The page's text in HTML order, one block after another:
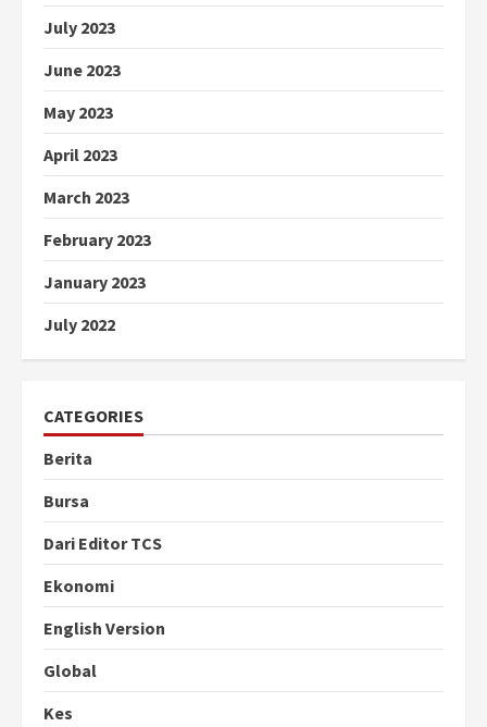
July 2023
June 2023
May 2023
April 2023
March 2023
February 2023
January 2023
July 2022
CATEGORIES
Berita
Bursa
Dari Editor TCS
Ekonomi
English Version
Global
Kes